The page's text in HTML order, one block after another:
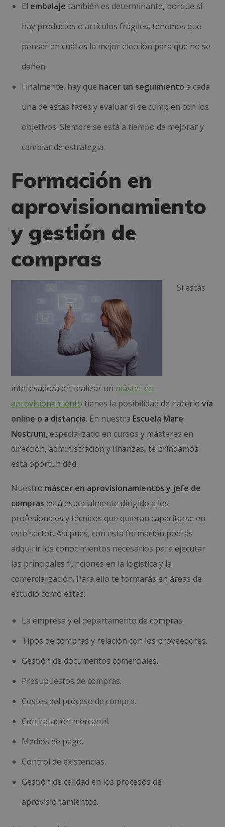
El embalaje también es determinante, porque si
hay productos o artículos frágiles, tenemos que
pensar en cuál es la mejor elección para que no se
dañen.
Finalmente, hay que hacer un seguimiento a cada
una de estas fases y evaluar si se cumplen con los
objetivos. Siempre se está a tiempo de mejorar y
cambiar de estrategia.
Formación en
aprovisionamiento
y gestión de
compras
Si estás
interesado/a en realizar un máster en
aprovisionamiento tienes la posibilidad de hacerlovía
online o a distancia. En nuestra Escuela Mare
Nostrum, especializado en cursos y másteres en
dirección, administración y finanzas, te brindamos
esta oportunidad.
Nuestro máster en aprovisionamientos y jefe de
compras está especialmente dirigido a los
profesionales y técnicos que quieran capacitarse en
este sector. Así pues, con esta formación podrás
adquirir los conocimientos necesarios para ejecutar
las principales funciones en la logística y la
comercialización. Para ello te formarás en áreas de
estudio como estas:
La empresa y el departamento de compras.
Tipos de compras y relación con los proveedores.
Gestión de documentos comerciales.
Presupuestos de compras.
Costes del proceso de compra.
Contratación mercantil.
Medios de pago.
Control de existencias.
Gestión de calidad en los procesos de
aprovisionamientos.